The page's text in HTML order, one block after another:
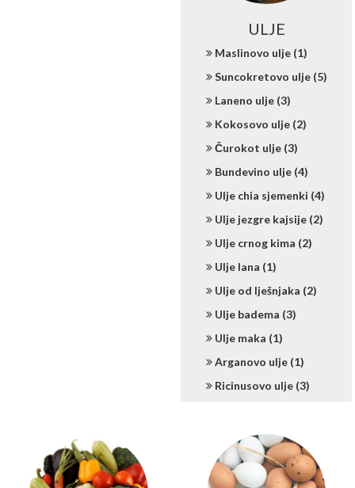
ULJE
Maslinovo ulje (1)
Suncokretovo ulje (5)
Laneno ulje (3)
Kokosovo ulje (2)
Čurokot ulje (3)
Bundevino ulje (4)
Ulje chia sjemenki (4)
Ulje jezgre kajsije (2)
Ulje crnog kima (2)
Ulje lana (1)
Ulje od lješnjaka (2)
Ulje badema (3)
Ulje maka (1)
Arganovo ulje (1)
Ricinusovo ulje (3)